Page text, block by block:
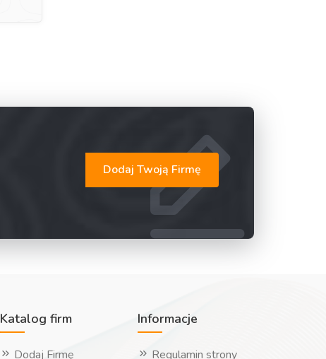
Dodaj Twoją Firmę
Katalog firm
Dodaj Firmę
Informacje
Regulamin strony